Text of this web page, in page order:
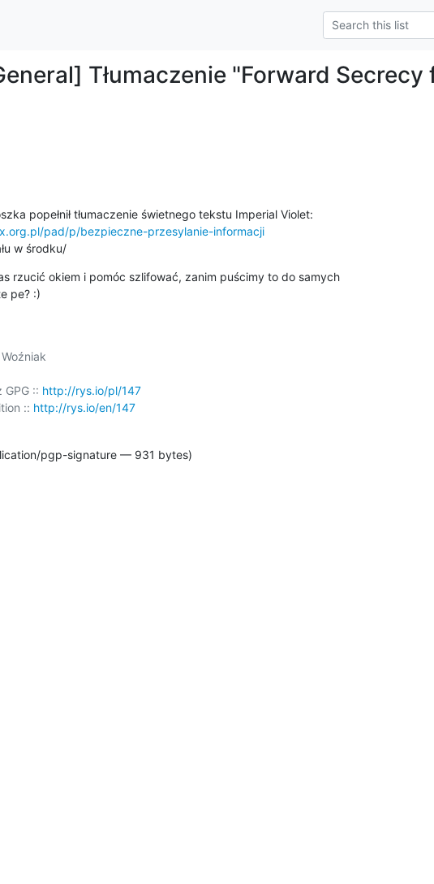
Tłumaczenie "Forward
pad/p/bezpieczne-przesylanie-informacji
w środku/
rzucić okiem i pomóc szlifować, zanim puścimy to do samych
pe? :)
GPG :: http://rys.io/pl/147
:: http://rys.io/en/147
pgp-signature — 931 bytes)